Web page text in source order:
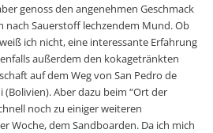
genoss den angenehmen Geschmack
nach Sauerstoff lechzendem Mund. Ob
ich nicht, eine interessante Erfahrung
außerdem den kokagetränkten
auf dem Weg von San Pedro de
(Bolivien). Aber dazu beim “Ort der
noch zu einiger weiteren
Woche, dem Sandboarden. Da ich mich